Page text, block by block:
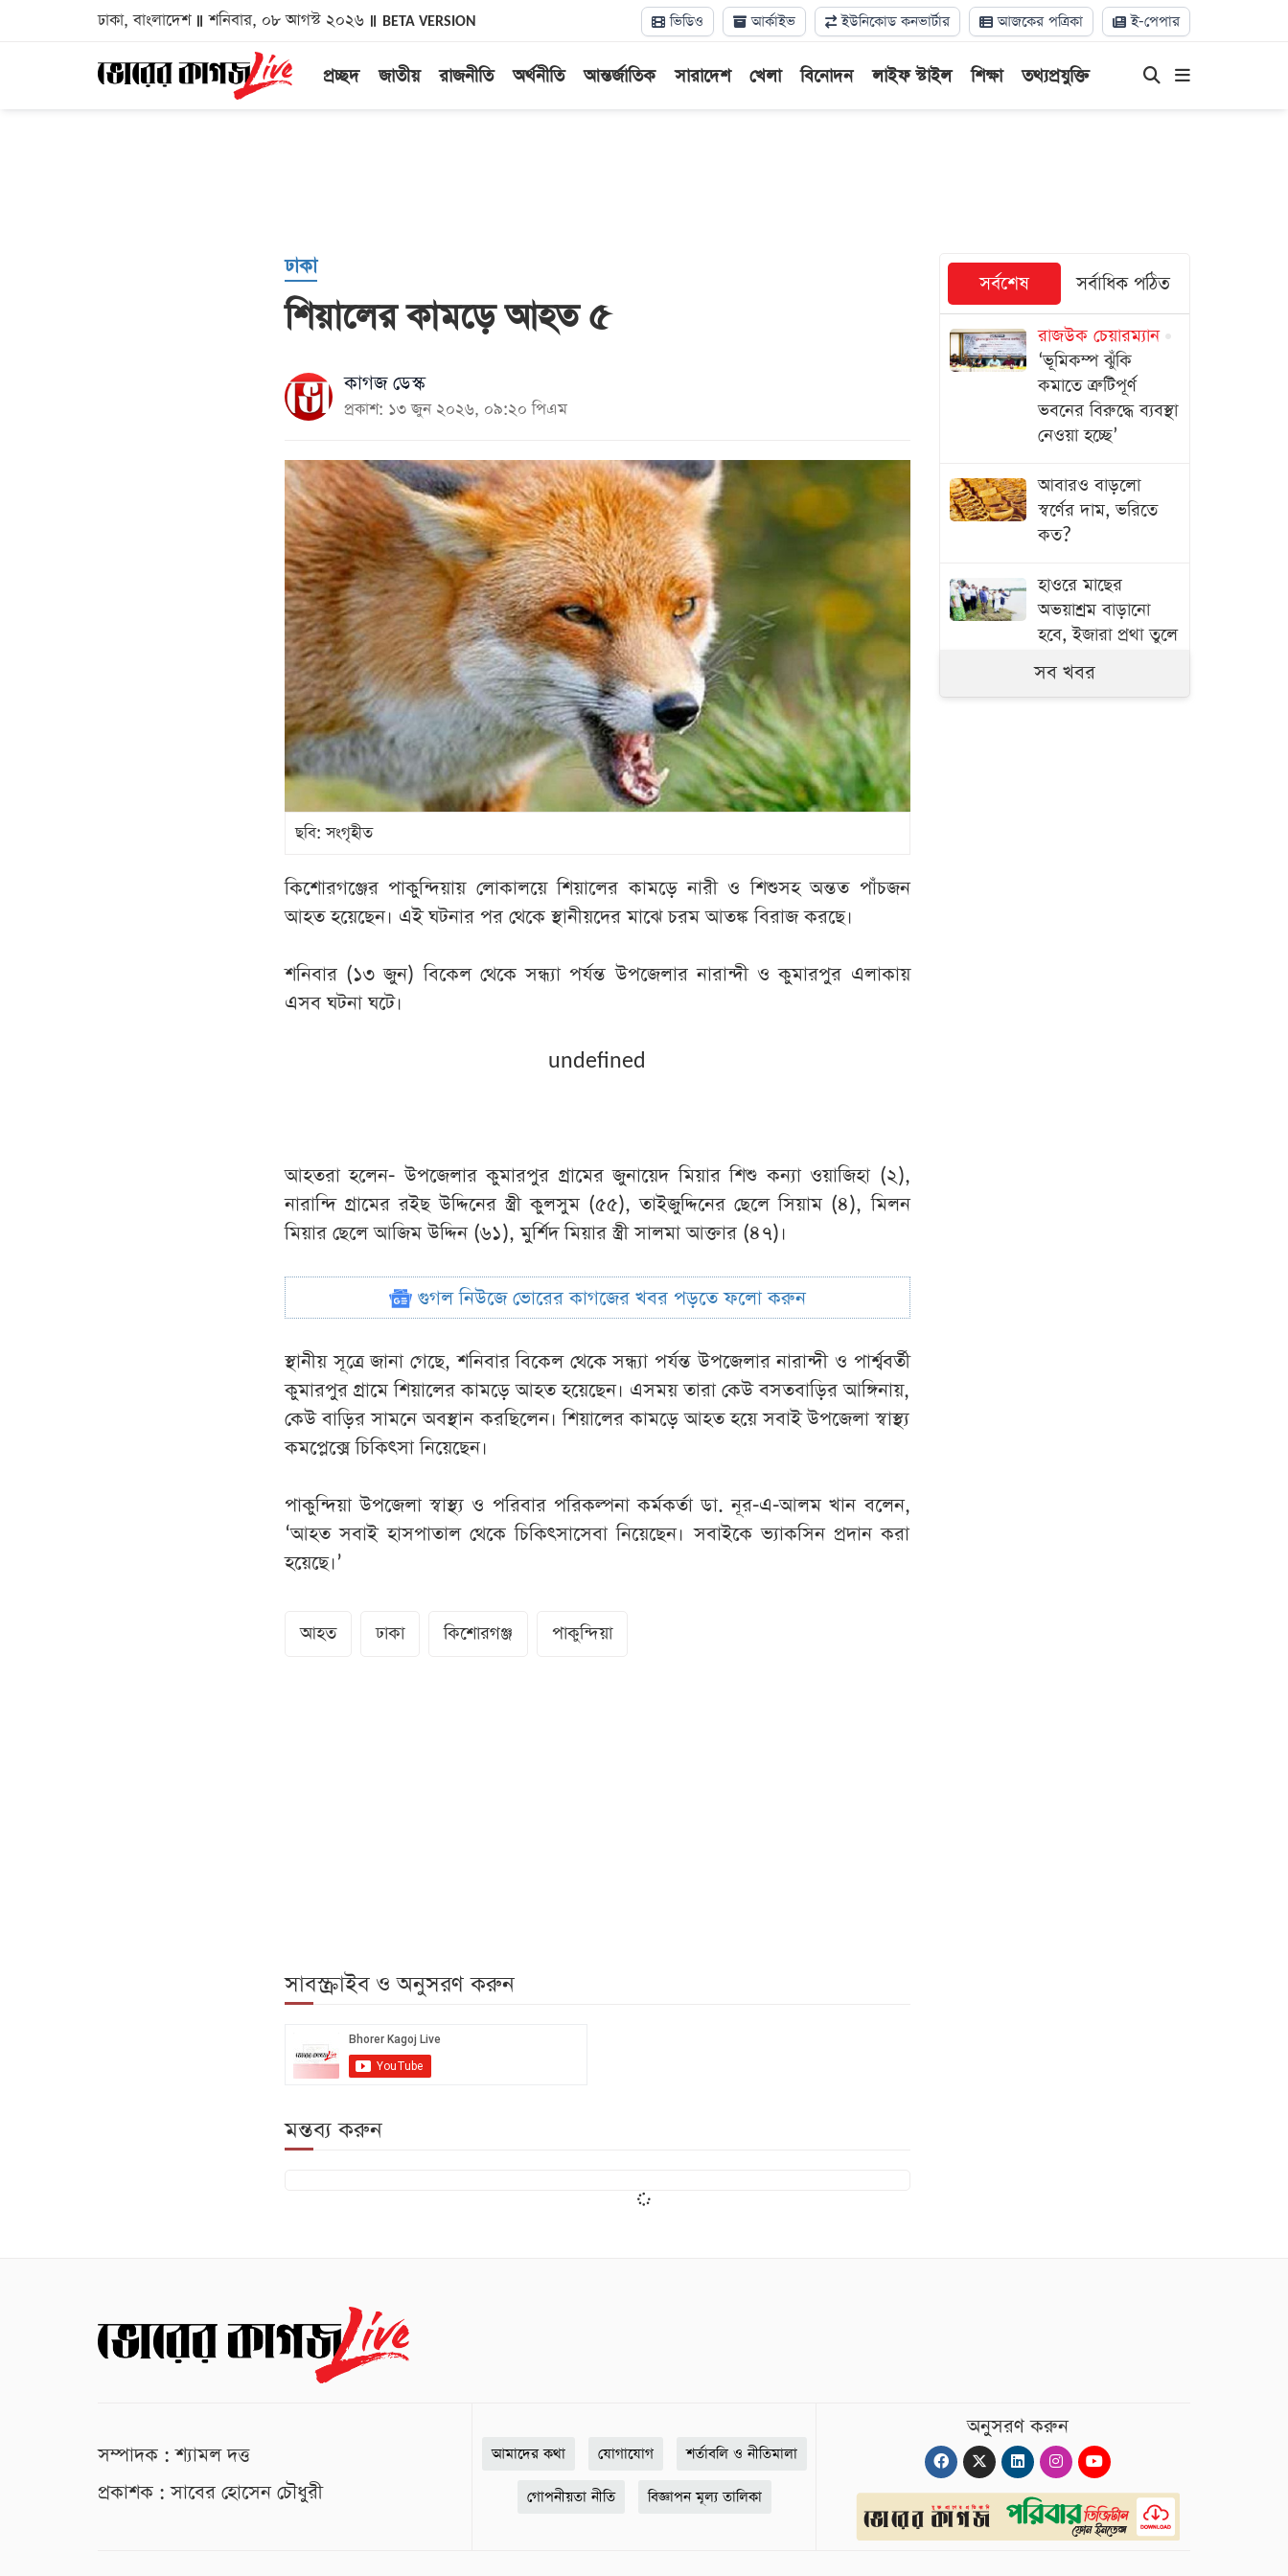
ঢাকা, বাংলাদেশ শনিবার, ০৮ আগস্ট ২০২৬ BETA VERSION ভিডিও আর্কাইভ ইউনিকোড কনভার্টার আজকের পত্রিকা ই-পেপার
প্রচ্ছদ জাতীয় রাজনীতি অর্থনীতি আন্তর্জাতিক সারাদেশ খেলা বিনোদন লাইফ স্টাইল শিক্ষা তথ্যপ্রযুক্তি
ঢাকা
শিয়ালের কামড়ে আহত ৫
কাগজ ডেস্ক
প্রকাশ: ১৩ জুন ২০২৬, ০৯:২০ পিএম
ছবি: সংগৃহীত
কিশোরগঞ্জের পাকুন্দিয়ায় লোকালয়ে শিয়ালের কামড়ে নারী ও শিশুসহ অন্তত পাঁচজন
আহত হয়েছেন। এই ঘটনার পর থেকে স্থানীয়দের মাঝে চরম আতঙ্ক বিরাজ করছে।
শনিবার (১৩ জুন) বিকেল থেকে সন্ধ্যা পর্যন্ত উপজেলার নারান্দী ও কুমারপুর এলাকায়
এসব ঘটনা ঘটে।
undefined
আহতরা হলেন- উপজেলার কুমারপুর গ্রামের জুনায়েদ মিয়ার শিশু কন্যা ওয়াজিহা (২),
নারান্দি গ্রামের রইছ উদ্দিনের স্ত্রী কুলসুম (৫৫), তাইজুদ্দিনের ছেলে সিয়াম (৪), মিলন
মিয়ার ছেলে আজিম উদ্দিন (৬১), মুর্শিদ মিয়ার স্ত্রী সালমা আক্তার (৪৭)।
গুগল নিউজে ভোরের কাগজের খবর পড়তে ফলো করুন
স্থানীয় সূত্রে জানা গেছে, শনিবার বিকেল থেকে সন্ধ্যা পর্যন্ত উপজেলার নারান্দী ও পার্শ্ববর্তী
কুমারপুর গ্রামে শিয়ালের কামড়ে আহত হয়েছেন। এসময় তারা কেউ বসতবাড়ির আঙ্গিনায়,
কেউ বাড়ির সামনে অবস্থান করছিলেন। শিয়ালের কামড়ে আহত হয়ে সবাই উপজেলা স্বাস্থ্য
কমপ্লেক্সে চিকিৎসা নিয়েছেন।
পাকুন্দিয়া উপজেলা স্বাস্থ্য ও পরিবার পরিকল্পনা কর্মকর্তা ডা. নূর-এ-আলম খান বলেন,
‘আহত সবাই হাসপাতাল থেকে চিকিৎসাসেবা নিয়েছেন। সবাইকে ভ্যাকসিন প্রদান করা
হয়েছে।’
আহত ঢাকা কিশোরগঞ্জ পাকুন্দিয়া
সাবস্ক্রাইব ও অনুসরণ করুন
মন্তব্য করুন
সর্বশেষ সর্বাধিক পঠিত
রাজউক চেয়ারম্যান
‘ভূমিকম্প ঝুঁকি
কমাতে ত্রুটিপূর্ণ
ভবনের বিরুদ্ধে ব্যবস্থা
নেওয়া হচ্ছে’
আবারও বাড়লো
স্বর্ণের দাম, ভরিতে
কত?
হাওরে মাছের
অভয়াশ্রম বাড়ানো
হবে, ইজারা প্রথা তুলে
দেওয়ার উদ্যোগ:
কৃষিমন্ত্রী
সব খবর
সম্পাদক : শ্যামল দত্ত
প্রকাশক : সাবের হোসেন চৌধুরী
আমাদের কথা যোগাযোগ শর্তাবলি ও নীতিমালা
গোপনীয়তা নীতি বিজ্ঞাপন মূল্য তালিকা
অনুসরণ করুন